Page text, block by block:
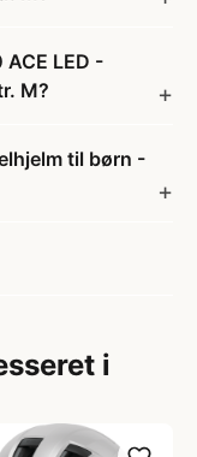
LED -
M?
til børn -
i